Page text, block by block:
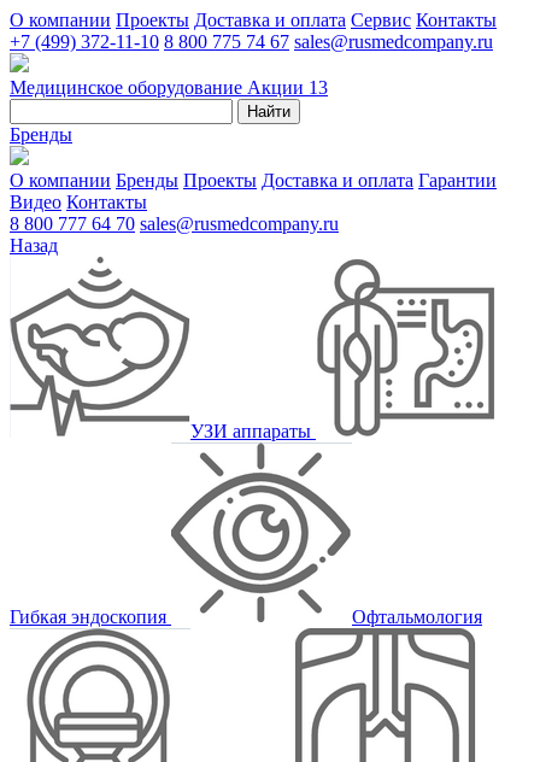
О компании Проекты Доставка и оплата Сервис Контакты
+7 (499) 372-11-10 8 800 775 74 67 sales@rusmedcompany.ru
Медицинское оборудование Акции 13
Найти
Бренды
О компании Бренды Проекты Доставка и оплата Гарантии
Видео Контакты
8 800 777 64 70 sales@rusmedcompany.ru
Назад
УЗИ аппараты
Гибкая эндоскопия Офтальмология